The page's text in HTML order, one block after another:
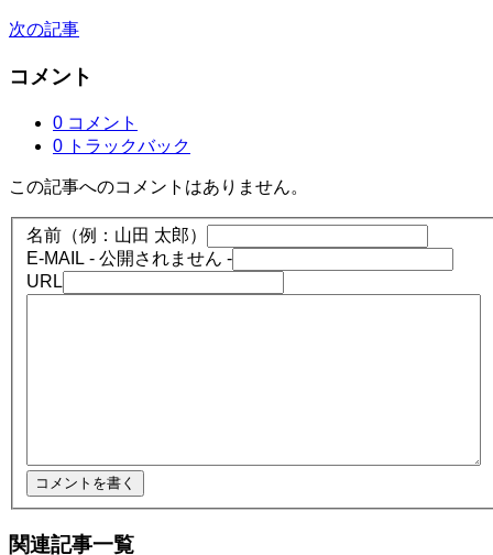
次の記事
コメント
0 コメント
0 トラックバック
この記事へのコメントはありません。
名前（例：山田 太郎）
E-MAIL - 公開されません -
URL
関連記事一覧